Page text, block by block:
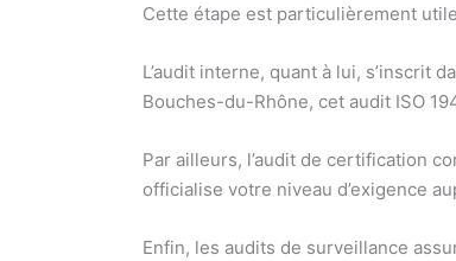
Cette étape est particulièrement
L’audit interne, quant à lui, s’inscrit
Bouches-du-Rhône, cet audit ISO
Par ailleurs, l’audit de certification
officialise votre niveau d’exigence
Enfin, les audits de surveillance